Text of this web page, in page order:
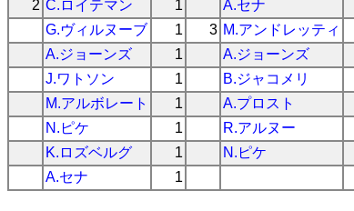
2 C.ロイテマン 1 A.セナ
G.ヴィルヌーブ
1 3 M.アンドレッティ
A.ジョーンズ
1 A.ジョーンズ
J.ワトソン
1 B.ジャコメリ
M.アルボレート
1 A.プロスト
N.ピケ
1 R.アルヌー
K.ロズベルグ
1 N.ピケ
A.セナ
1